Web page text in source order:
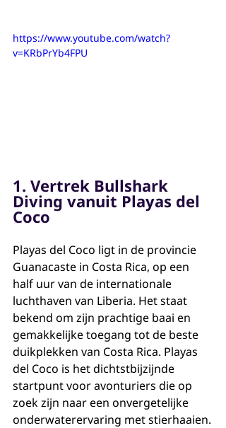
https://www.youtube.com/watch?
v=KRbPrYb4FPU
1. Vertrek Bullshark
Diving vanuit Playas del
Coco
Playas del Coco ligt in de provincie
Guanacaste in Costa Rica, op een
half uur van de internationale
luchthaven van Liberia. Het staat
bekend om zijn prachtige baai en
gemakkelijke toegang tot de beste
duikplekken van Costa Rica. Playas
del Coco is het dichtstbijzijnde
startpunt voor avonturiers die op
zoek zijn naar een onvergetelijke
onderwaterervaring met stierhaaien.